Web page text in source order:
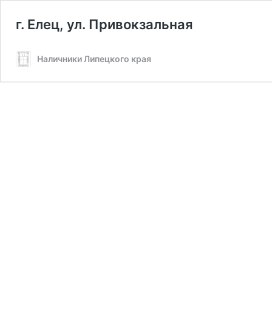
г. Елец, ул. Привокзальная
Наличники Липецкого края